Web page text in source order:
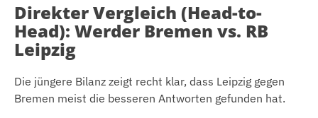
Direkter Vergleich (Head-to-
Head): Werder Bremen vs. RB
Leipzig
Die jüngere Bilanz zeigt recht klar, dass Leipzig gegen
Bremen meist die besseren Antworten gefunden hat.